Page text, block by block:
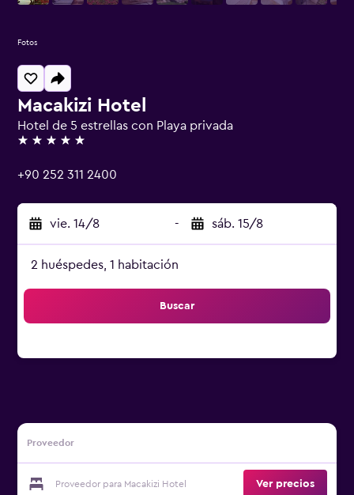
Macakizi Hotel
Hotel de 5 estrellas con Playa privada
5 estrellas
+90 252 311 2400
vie. 14/8 - sáb. 15/8
2 huéspedes, 1 habitación
Buscar
Proveedor
Proveedor para Macakizi Hotel Ver precios
Fotos